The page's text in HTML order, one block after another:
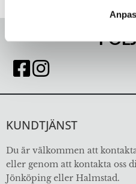
KUNDTJÄNST
Du är välkommen att
eller genom att kontakta oss
Jönköping eller Halmstad.